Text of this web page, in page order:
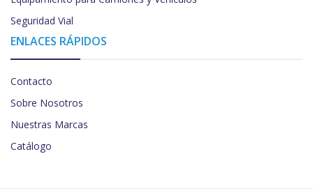
Seguridad Vial
ENLACES RÁPIDOS
Contacto
Sobre Nosotros
Nuestras Marcas
Catálogo